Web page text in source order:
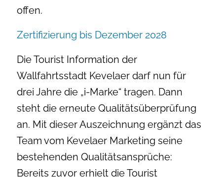
offen.
Zertifizierung bis Dezember 2028
Die Tourist Information der
Wallfahrtsstadt Kevelaer darf nun für
drei Jahre die „i-Marke“ tragen. Dann
steht die erneute Qualitätsüberprüfung
an. Mit dieser Auszeichnung ergänzt das
Team vom Kevelaer Marketing seine
bestehenden Qualitätsansprüche:
Bereits zuvor erhielt die Tourist